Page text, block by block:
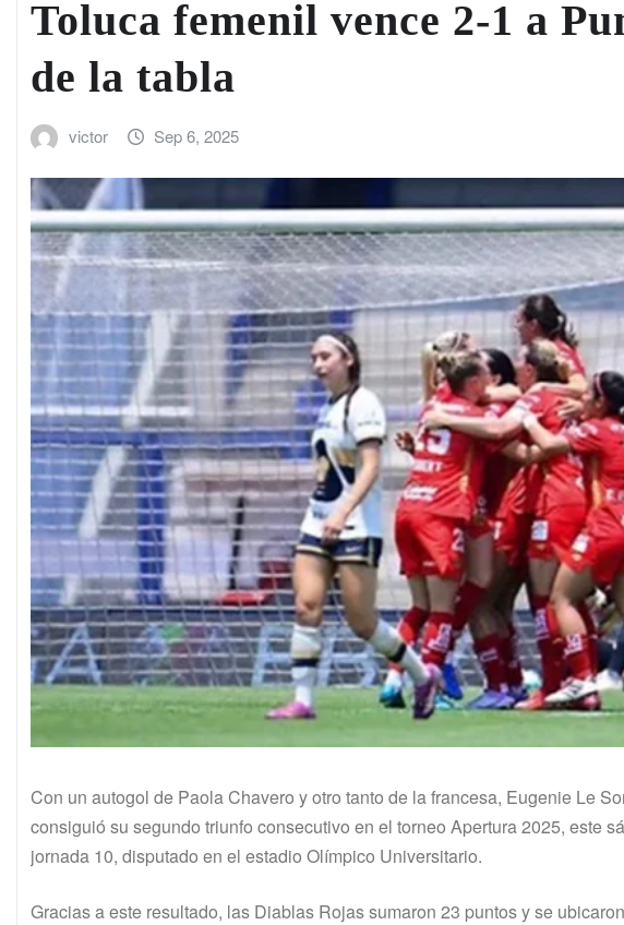
Toluca femenil vence 2-1 a
de la tabla
victor Sep 6, 2025
Con un autogol de Paola Chavero y otro tanto de la francesa, Eugenie Le
consiguió su segundo triunfo consecutivo en el torneo Apertura 2025, este
jornada 10, disputado en el estadio Olímpico Universitario.
Gracias a este resultado, las Diablas Rojas sumaron 23 puntos y se